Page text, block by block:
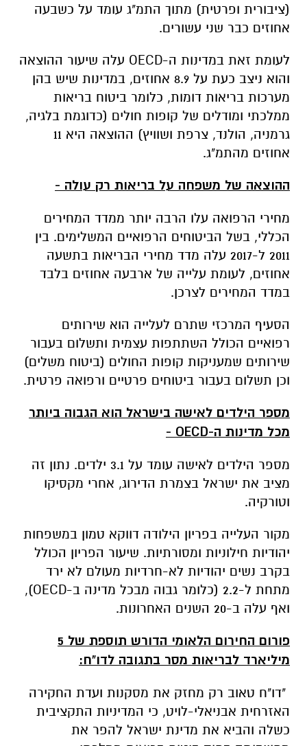
(ציבורית ופרטית) מתוך התמ"ג עומד על כשבעה
אחוזים כבר שני עשורים.
לעומת זאת במדינות ה-OECD עלה שיעור ההוצאה
והוא ניצב כעת על 8.9 אחוזים, במדינות שיש בהן
מערכות בריאות דומות, כלומר ביטוח בריאות
ממלכתי ומודלים של קופות חולים (כדוגמת בלגיה,
גרמניה, הולנד, צרפת ושוויץ) ההוצאה היא 11
אחוזים מהתמ"ג.
ההוצאה של משפחה על בריאות רק עולה -
מחירי הרפואה עלו הרבה יותר ממדד המחירים
הכללי, בשל הביטוחים הרפואיים המשלימים. בין
2011 ל-2017 עלה מדד מחירי הבריאות בתשעה
אחוזים, לעומת עלייה של ארבעה אחוזים בלבד
במדד המחירים לצרכן.
הסעיף המרכזי שתרם לעלייה הוא שירותים
רפואיים הכולל השתתפות עצמית ותשלום בעבור
שירותים שמעניקות קופות החולים (ביטוח משלים)
וכן תשלום בעבור ביטוחים פרטיים ורפואה פרטית.
מספר הילדים לאישה בישראל הוא הגבוה ביותר
מכל מדינות ה-OECD -
מספר הילדים לאישה עומד על 3.1 ילדים. נתון זה
מציב את ישראל בצמרת הדירוג, אחרי מקסיקו
וטורקיה.
מקור העלייה בפריון הילודה דווקא טמון במשפחות
יהודיות חילוניות ומסורתיות. שיעור הפריון הכולל
בקרב נשים יהודיות לא-חרדיות מעולם לא ירד
מתחת ל-2.2 (כלומר גבוה מבכל מדינה ב-
OECD
),
ואף עלה ב-20 השנים האחרונות.
פורום החירום הלאומי הדורש תוספת של 5
מיליארד לבריאות מסר בתגובה לדו"ח:
"דו"ח טאוב רק מחזק את מסקנות ועדת החקירה
האזרחית אבניאלי-לויט, כי המדיניות התקציבית
כשלה והביא את מדינת ישראל להפר את